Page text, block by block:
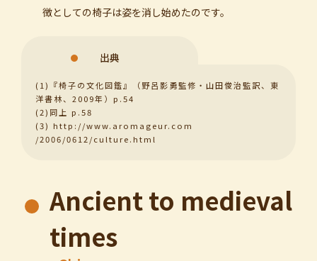
徴としての椅子は姿を消し始めたのです。
出典
(1)『椅子の文化図鑑』（野呂影勇監修・山田俊治監訳、東
洋書林、2009年）p.54
(2)同上 p.58
(3) http://www.aromageur.com
/2006/0612/culture.html
Ancient to medieval
times